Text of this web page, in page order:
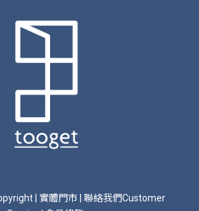
實體門市
聯絡我們Customer